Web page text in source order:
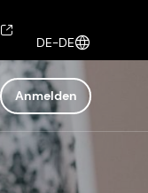
DE-DE
Anmelden